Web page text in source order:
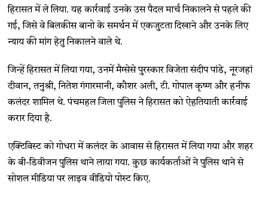
हिरासत में ले लिया. यह कार्रवाई उनके उस पैदल मार्च निकालने से पहले की
गई, जिसे वे बिलकीस बानो के समर्थन में एकजुटता दिखाने और उनके लिए
न्याय की मांग हेतु निकालने वाले थे.
जिन्हें हिरासत में लिया गया, उनमें मैग्सेसे पुरस्कार विजेता संदीप पांडे, नूरजहां
दीवान, तनुश्री, नितेश गंगारमानी, कौशर अली, टी. गोपाल कृष्ण और हनीफ
कलंदर शामिल थे. पंचमहल जिला पुलिस ने हिरासत को ऐहतियाती कार्रवाई
करार दिया है.
एक्टिविस्ट को गोधरा में कलंदर के आवास से हिरासत में लिया गया और शहर
के बी-डिवीजन पुलिस थाने लाया गया. कुछ कार्यकर्ताओं ने पुलिस थाने से
सोशल मीडिया पर लाइव वीडियो पोस्ट किए.